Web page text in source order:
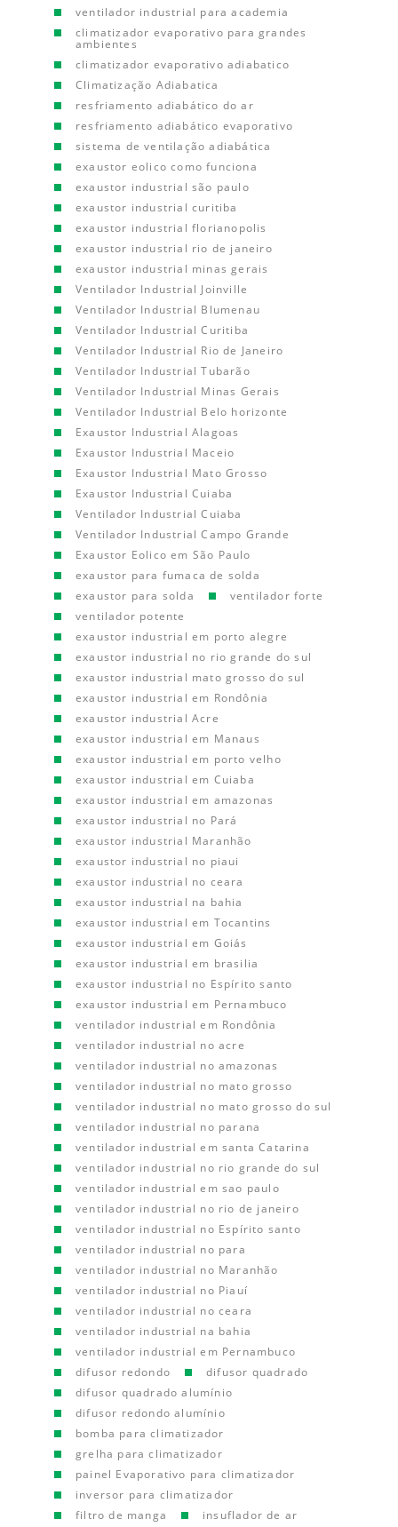
ventilador industrial para academia
climatizador evaporativo para grandes
ambientes
climatizador evaporativo adiabatico
Climatização Adiabatica
resfriamento adiabático do ar
resfriamento adiabático evaporativo
sistema de ventilação adiabática
exaustor eolico como funciona
exaustor industrial são paulo
exaustor industrial curitiba
exaustor industrial florianopolis
exaustor industrial rio de janeiro
exaustor industrial minas gerais
Ventilador Industrial Joinville
Ventilador Industrial Blumenau
Ventilador Industrial Curitiba
Ventilador Industrial Rio de Janeiro
Ventilador Industrial Tubarão
Ventilador Industrial Minas Gerais
Ventilador Industrial Belo horizonte
Exaustor Industrial Alagoas
Exaustor Industrial Maceio
Exaustor Industrial Mato Grosso
Exaustor Industrial Cuiaba
Ventilador Industrial Cuiaba
Ventilador Industrial Campo Grande
Exaustor Eolico em São Paulo
exaustor para fumaca de solda
exaustor para solda
ventilador forte
ventilador potente
exaustor industrial em porto alegre
exaustor industrial no rio grande do sul
exaustor industrial mato grosso do sul
exaustor industrial em Rondônia
exaustor industrial Acre
exaustor industrial em Manaus
exaustor industrial em porto velho
exaustor industrial em Cuiaba
exaustor industrial em amazonas
exaustor industrial no Pará
exaustor industrial Maranhão
exaustor industrial no piaui
exaustor industrial no ceara
exaustor industrial na bahia
exaustor industrial em Tocantins
exaustor industrial em Goiás
exaustor industrial em brasilia
exaustor industrial no Espírito santo
exaustor industrial em Pernambuco
ventilador industrial em Rondônia
ventilador industrial no acre
ventilador industrial no amazonas
ventilador industrial no mato grosso
ventilador industrial no mato grosso do sul
ventilador industrial no parana
ventilador industrial em santa Catarina
ventilador industrial no rio grande do sul
ventilador industrial em sao paulo
ventilador industrial no rio de janeiro
ventilador industrial no Espírito santo
ventilador industrial no para
ventilador industrial no Maranhão
ventilador industrial no Piauí
ventilador industrial no ceara
ventilador industrial na bahia
ventilador industrial em Pernambuco
difusor redondo
difusor quadrado
difusor quadrado alumínio
difusor redondo alumínio
bomba para climatizador
grelha para climatizador
painel Evaporativo para climatizador
inversor para climatizador
filtro de manga
insuflador de ar